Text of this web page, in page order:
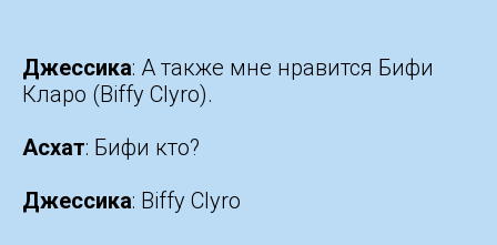
Джессика: А также мне нравится Бифи
Кларо (Biffy Clyro).
Асхат: Бифи кто?
Джессика: Biffy Clyro